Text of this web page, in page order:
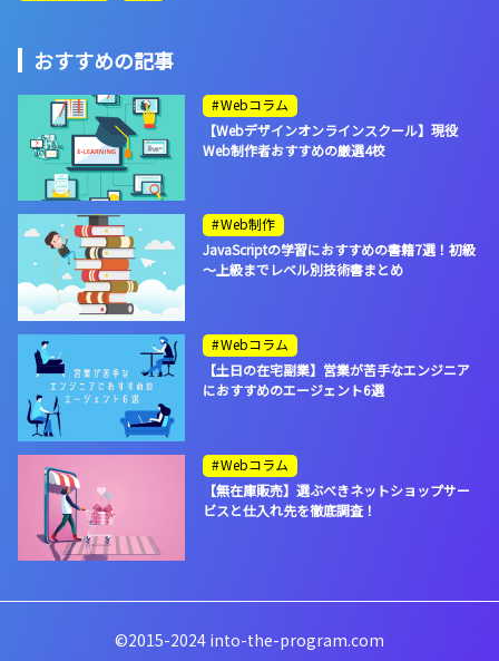
おすすめの記事
Webコラム
【Webデザインオンラインスクール】現役
Web制作者おすすめの厳選4校
Web制作
JavaScriptの学習におすすめの書籍7選！初級
～上級までレベル別技術書まとめ
Webコラム
【土日の在宅副業】営業が苦手なエンジニア
におすすめのエージェント6選
Webコラム
【無在庫販売】選ぶべきネットショップサー
ビスと仕入れ先を徹底調査！
©2015-2024 into-the-program.com